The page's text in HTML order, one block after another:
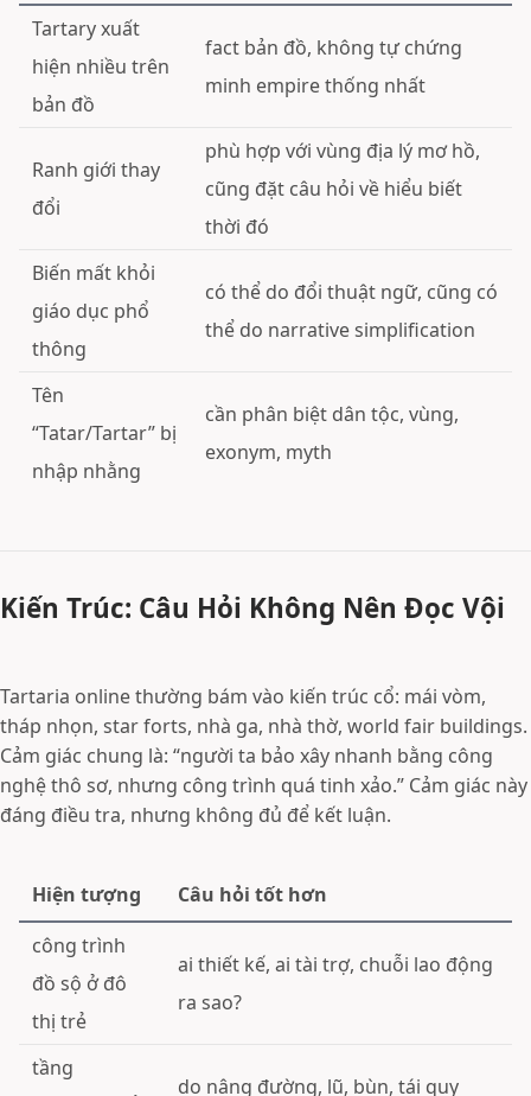
Tartary xuất
hiện nhiều trên
bản đồ
fact bản đồ, không tự chứng
minh empire thống nhất
Ranh giới thay
đổi
phù hợp với vùng địa lý mơ hồ,
cũng đặt câu hỏi về hiểu biết
thời đó
Biến mất khỏi
giáo dục phổ
thông
có thể do đổi thuật ngữ, cũng có
thể do narrative simplification
Tên
“Tatar/Tartar” bị
nhập nhằng
cần phân biệt dân tộc, vùng,
exonym, myth
Kiến Trúc: Câu Hỏi Không Nên Đọc Vội
Tartaria online thường bám vào kiến trúc cổ: mái vòm,
tháp nhọn, star forts, nhà ga, nhà thờ, world fair buildings.
Cảm giác chung là: “người ta bảo xây nhanh bằng công
nghệ thô sơ, nhưng công trình quá tinh xảo.” Cảm giác này
đáng điều tra, nhưng không đủ để kết luận.
Hiện tượng
Câu hỏi tốt hơn
công trình
đồ sộ ở đô
thị trẻ
ai thiết kế, ai tài trợ, chuỗi lao động
ra sao?
tầng
do nâng đường, lũ, bùn, tái quy